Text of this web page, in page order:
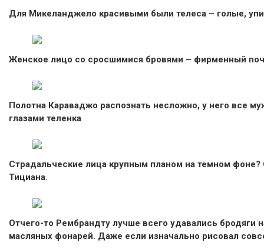
Для Микеланджело красивыми были телеса – голые,
Женское лицо со сросшимися бровями – фирменный
Полотна Караваджо распознать несложно, у него все
глазами теленка
Страдальческие лица крупным планом на темном
Тициана.
Отчего-то Рембрандту лучше всего удавались бродяги
масляных фонарей. Даже если изначально рисовал